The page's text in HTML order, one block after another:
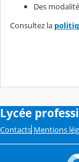
Des
Consultez la
Lycée
Contacts Mentions